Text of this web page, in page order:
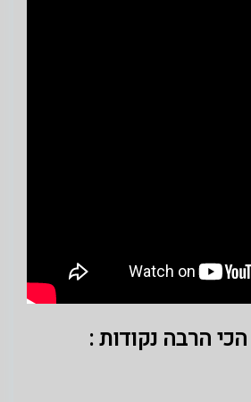
הרבה נקודות :